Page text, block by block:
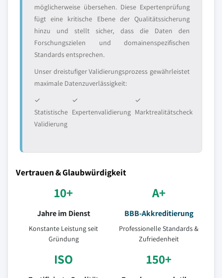
möglicherweise übersehen. Diese Expertenprüfung
fügt eine kritische Ebene der Qualitätssicherung
hinzu und stellt sicher, dass die Daten den
Forschungszielen und domainenspezifischen
Standards entsprechen.
Unser dreistufiger Validierungsprozess gewährleistet
maximale Datenzuverlässigkeit:
✓
Statistische
Validierung
✓
Expertenvalidierung
✓
Marktrealitätscheck
Vertrauen & Glaubwürdigkeit
10+
Jahre im Dienst
Konstante Leistung seit
Gründung
A+
BBB-Akkreditierung
Professionelle Standards &
Zufriedenheit
ISO 150+